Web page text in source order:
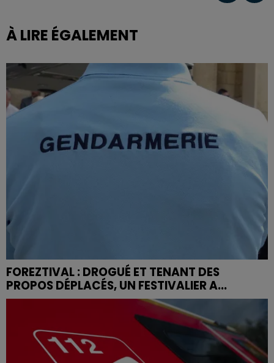
À LIRE ÉGALEMENT
FOREZTIVAL : DROGUÉ ET TENANT DES
PROPOS DÉPLACÉS, UN FESTIVALIER A...